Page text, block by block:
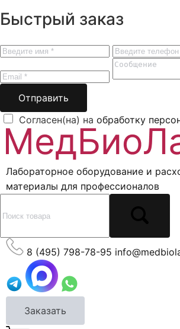
Быстрый заказ
Отправить
Согласен(на) на обработку
Лабораторное оборудование и
материалы для профессионалов
8 (495) 798-78-95
Заказать